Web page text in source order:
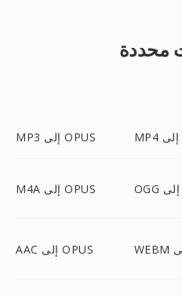
محددة
MP3 إلى OPUS
M4A إلى OPUS
AAC إلى OPUS